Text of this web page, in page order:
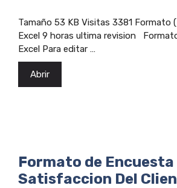
Tamaño 53 KB Visitas 3381 Formato
Excel 9 horas ultima revision
Excel Para editar …
Abrir
Formato de Encuesta
Satisfaccion Del